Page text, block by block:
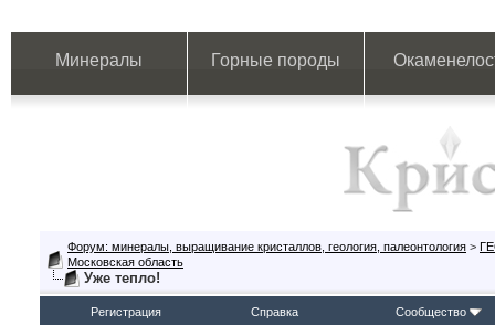
Минералы Горные породы
Форум: минералы, выращивание кристаллов, геология, палеонтология >
Московская область
Уже тепло!
Регистрация Справка Сообщество